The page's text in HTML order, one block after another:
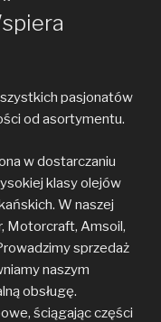
pasjonatów
od asortymentu.
w dostarczaniu
klasy olejów
W naszej
Motorcraft, Amsoil,
sprzedaż
naszym
obsługę.
ściągając części